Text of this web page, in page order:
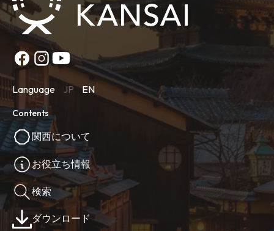
Language JP EN
Contents
関西について
お役立ち情報
検索
ダウンロード